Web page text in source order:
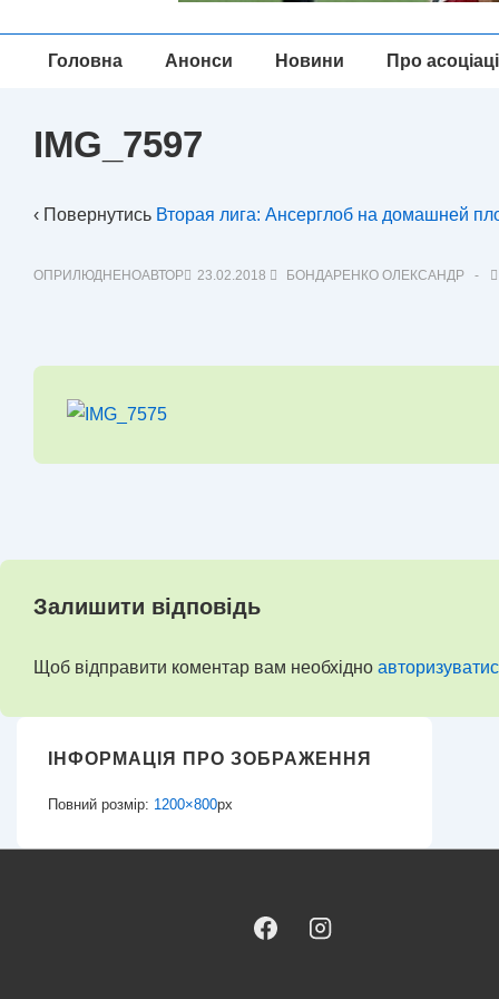
Головна
Головна Анонси Новини Про
IMG_7597
‹ Повернутись Вторая лига: Ансерглоб на домашней
ОПРИЛЮДНЕНОАВТОР 23.02.2018 БОНДАРЕНКО ОЛЕКСАНДР
Залишити відповідь
Щоб відправити коментар вам необхідно
ІНФОРМАЦІЯ ПРО ЗОБРАЖЕННЯ
Повний розмір: 1200×800px